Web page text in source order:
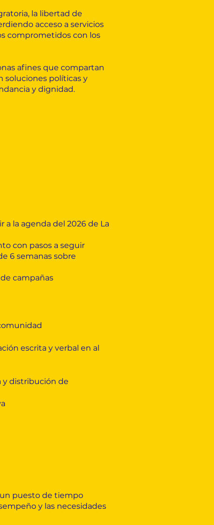
la libertad de
acceso a servicios
comprometidos con los
afines que compartan
soluciones políticas y
y dignidad.
a la agenda del 2026 de La
con pasos a seguir
6 semanas sobre
campañas
escrita y verbal en al
y distribución de
puesto de tiempo
y las necesidades